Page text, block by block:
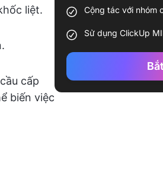
liệt.
cấp
biến việc
Cộng tác với nhóm
Sử dụng ClickUp